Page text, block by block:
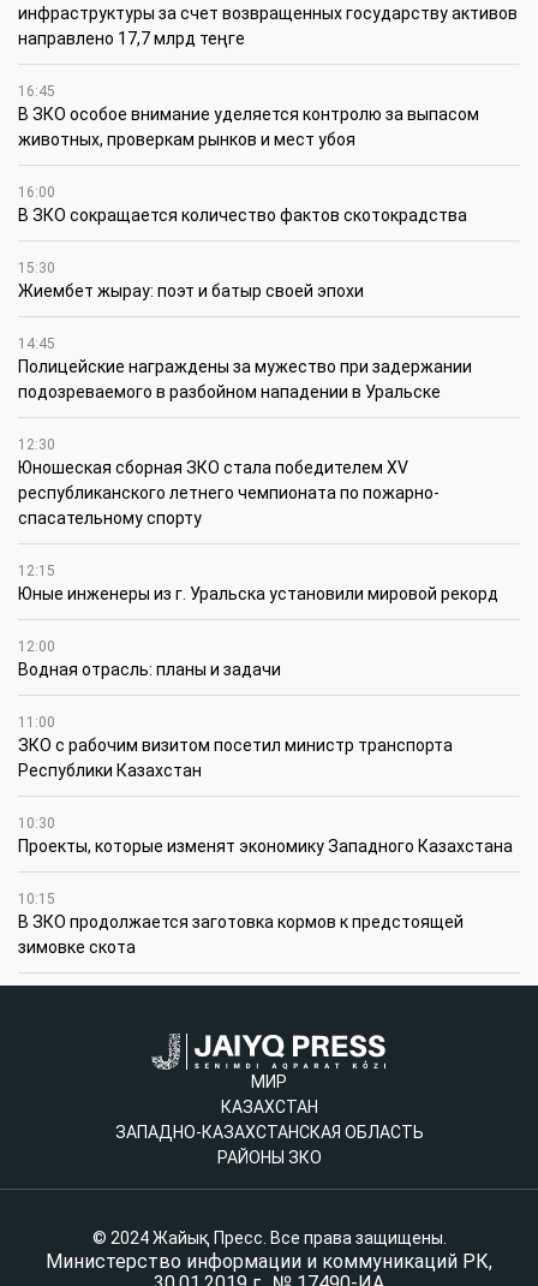
инфраструктуры за счет возвращенных государству активов
направлено 17,7 млрд теңге
16:45
В ЗКО особое внимание уделяется контролю за выпасом
животных, проверкам рынков и мест убоя
16:00
В ЗКО сокращается количество фактов скотокрадства
15:30
Жиембет жырау: поэт и батыр своей эпохи
14:45
Полицейские награждены за мужество при задержании
подозреваемого в разбойном нападении в Уральске
12:30
Юношеская сборная ЗКО стала победителем XV
республиканского летнего чемпионата по пожарно-
спасательному спорту
12:15
Юные инженеры из г. Уральска установили мировой рекорд
12:00
Водная отрасль: планы и задачи
11:00
ЗКО с рабочим визитом посетил министр транспорта
Республики Казахстан
10:30
Проекты, которые изменят экономику Западного Казахстана
10:15
В ЗКО продолжается заготовка кормов к предстоящей
зимовке скота
МИР
КАЗАХСТАН
ЗАПАДНО-КАЗАХСТАНСКАЯ ОБЛАСТЬ
РАЙОНЫ ЗКО
© 2024 Жайық Пресс. Все права защищены.
Министерство информации и коммуникаций РК,